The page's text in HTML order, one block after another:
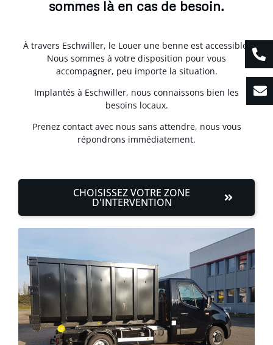
sommes là en cas de besoin.
À travers Eschwiller, le Louer une benne est accessible.
Nous sommes à votre disposition pour vous
accompagner, peu importe la situation.
Implantés à Eschwiller, nous connaissons bien les
besoins locaux.
Prenez contact avec nous sans attendre, nous vous
répondrons immédiatement.
CHOISISSEZ VOTRE ZONE
D'INTERVENTION